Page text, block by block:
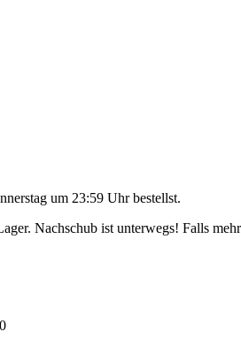
um 23:59 Uhrbestellst.
Nachschub ist unterwegs! Falls